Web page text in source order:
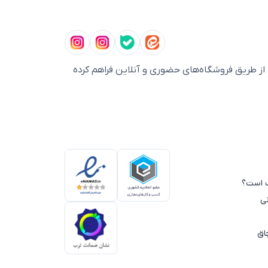
طریق فروشگاه‌های حضوری و آنلاین فراهم کرده
است؟